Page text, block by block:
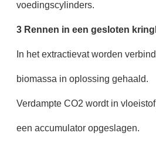
voedingscylinders.
3 Rennen in een gesloten
In het extractievat worden
biomassa in oplossing gehaald.
Verdampte CO2 wordt in
een accumulator opgeslagen.